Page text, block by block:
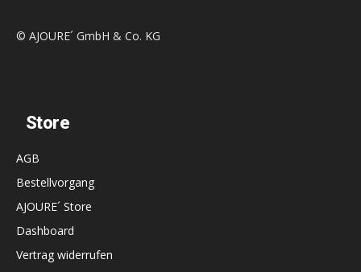
© AJOURE´ GmbH & Co. KG
Store
AGB
Bestellvorgang
AJOURE´ Store
Dashboard
Vertrag widerrufen